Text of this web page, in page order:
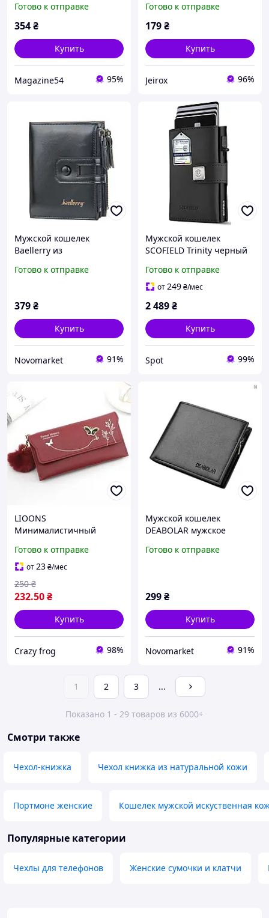
карточек, телефона и
документов черный
Готово к отправке
354₴
Купить
Magazine54 95%
искусственной кожи /
портмоне мужское
Готово к отправке
179₴
Купить
Jeirox 96%
Мужской кошелек
Baellerry из
Мужское портмоне
Готово к отправке
379₴
Купить
Novomarket 91%
Мужской кошелек
SCOFIELD Trinity черный
искусственная кожа с
RFID защитой отделение
штук
Готово к отправке
от249₴/мес
2 489₴
Купить
Spot 99%
LIOONS
Минималистичный
искусственной кожи
женский кошелек Новый
длинный модный
кошелек на молнии клатч
для девочек Кре
Готово к отправке
от23₴/мес
232.50₴
250 ₴
Купить
Crazy frog 98%
Мужской кошелек
DEABOLAR мужское
искусственной кожи
Готово к отправке
299₴
Купить
Novomarket 91%
1 2 3 ...
Показано 1 - 29 товаров из 6000+
Смотри также
Чехол-книжка Чехол книжка из натуральной кожи
Портмоне женские Кошелек мужской искуственная
Популярные категории
Чехлы для телефонов Женские сумочки и клатчи